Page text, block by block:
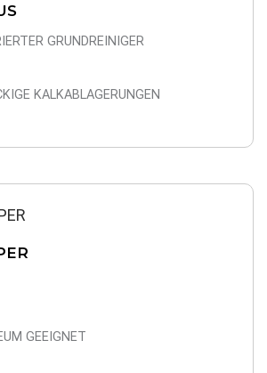
GRUNDREINIGER
KALKABLAGERUNGEN
GEEIGNET